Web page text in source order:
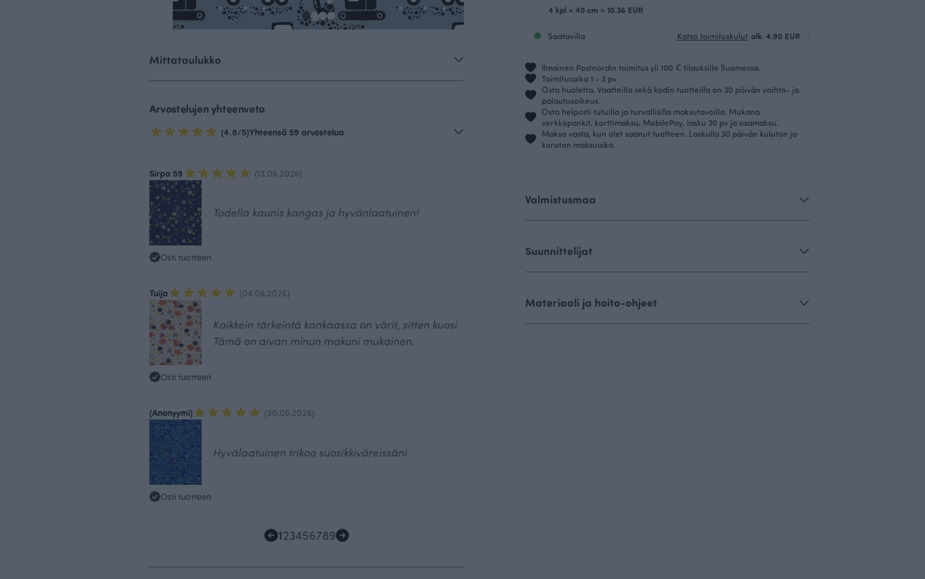
Mittataulukko
Arvostelujen yhteenveto
(4.8/5)Yhteensä 59 arvostelua
Sirpa 59 (13.06.2026)
Todella kaunis kangas ja hyvänlaatuinen!
Osti tuotteen
Tuija (04.06.2026)
Kaikkein tärkeintä kankaassa on värit, sitten kuosi.
Tämä on aivan minun makuni mukainen.
Osti tuotteen
(Anonyymi) (30.05.2026)
Hyvälaatuinen trikoo suosikkiväreissäni
Osti tuotteen
123456789
4 kpl = 40 cm = 10.36 EUR
Saatavilla Katso toimituskulut alk. 4.90 EUR
Ilmainen Postnordin toimitus yli 100 € tilauksille Suomessa.
Toimitusaika 1 - 3 pv
Osta huoletta. Vaatteilla sekä kodin tuotteilla on 30 päivän vaihto- ja
palautusoikeus.
Osta helposti tutuilla ja turvallisilla maksutavoilla. Mukana
verkkopankit, korttimaksu, MobilePay, lasku 30 pv ja osamaksu.
Maksa vasta, kun olet saanut tuotteen. Laskulla 30 päivän kuluton ja
koroton maksuaika.
Valmistusmaa
Suunnittelijat
Materiaali ja hoito-ohjeet